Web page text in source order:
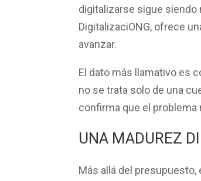
digitalizarse sigue siendo
DigitalizaciONG, ofrece
avanzar.
El dato más llamativo es
no se trata solo de una
confirma que el
UNA MADUREZ
Más allá del